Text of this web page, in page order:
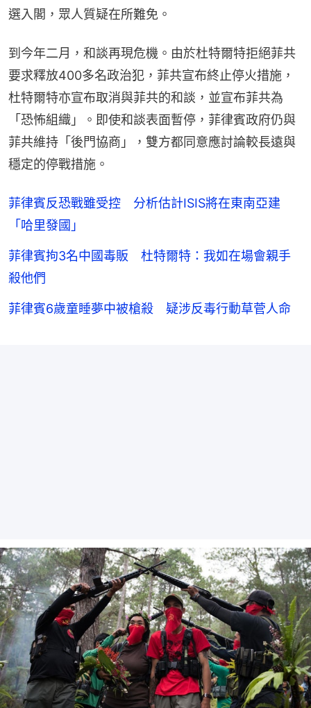
選入閣，眾人質疑在所難免。
到今年二月，和談再現危機。由於杜特爾特拒絕菲共
要求釋放400多名政治犯，菲共宣布終止停火措施，
杜特爾特亦宣布取消與菲共的和談，並宣布菲共為
「恐怖組織」。即使和談表面暫停，菲律賓政府仍與
菲共維持「後門協商」，雙方都同意應討論較長遠與
穩定的停戰措施。
菲律賓反恐戰雖受控 分析估計ISIS將在東南亞建
「哈里發國」
菲律賓拘3名中國毒販 杜特爾特：我如在場會親手
殺他們
菲律賓6歲童睡夢中被槍殺 疑涉反毒行動草菅人命